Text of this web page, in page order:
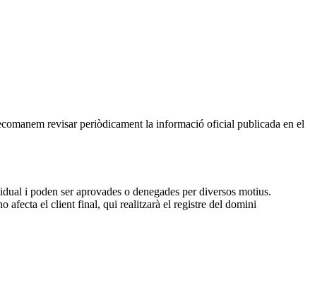
revisar periòdicament la informació oficial publicada en el
i poden ser aprovades o denegades per diversos motius.
afecta el client final, qui realitzarà el registre del domini